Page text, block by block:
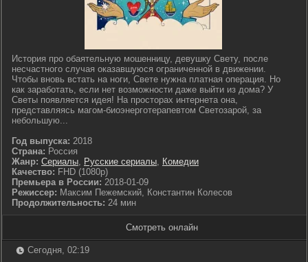
История про обаятельную мошенницу, девушку Свету, после
несчастного случая оказавшуюся ограниченной в движении.
Чтобы вновь встать на ноги, Свете нужна платная операция. Но
как заработать, если нет возможности даже выйти из дома? У
Светы появляется идея! На просторах интернета она,
представляясь магом-биоэнерготерапевтом Светозарой, за
небольшую...
Год выпуска: 2018
Страна: Россия
Жанр: Сериалы, Русские сериалы, Комедии
Качество: FHD (1080p)
Премьера в России: 2018-01-09
Режиссер: Максим Пежемский, Константин Колесов
Продолжительность: 24 мин
Смотреть онлайн
Сегодня, 02:19